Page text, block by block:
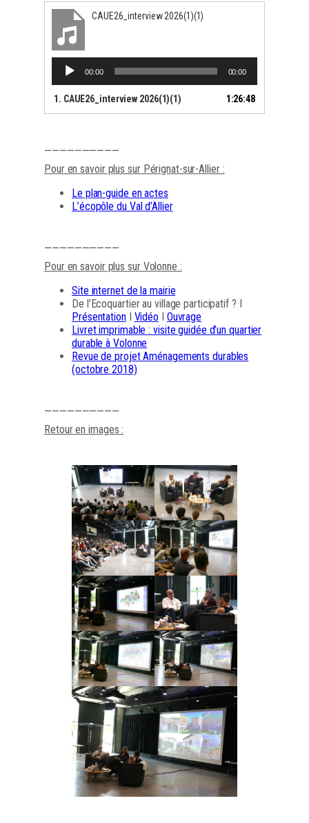
CAUE26_interview 2026(1)(1)
Lecteur
audio
00:00 00:00
1. CAUE26_interview 2026(1)(1) 1:26:48
——————————
Pour en savoir plus sur Pérignat-sur-Allier :
Le plan-guide en actes
L’écopôle du Val d’Allier
——————————
Pour en savoir plus sur Volonne :
Site internet de la mairie
De l’Ecoquartier au village participatif ? I
PrésentationI Vidéo
Ouvrage
Livret imprimable : visite guidée d’un quartier
durable à Volonne
Revue de projet Aménagements durables
(octobre 2018)
——————————
Retour en images :